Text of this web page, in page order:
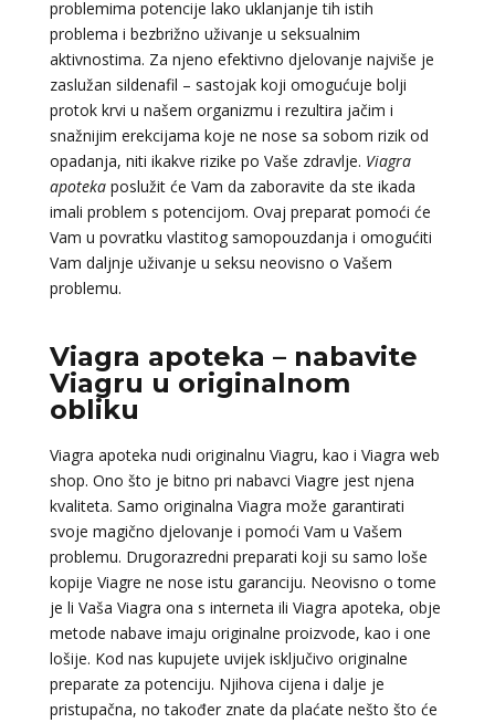
problemima potencije lako uklanjanje tih istih
problema i bezbrižno uživanje u seksualnim
aktivnostima. Za njeno efektivno djelovanje najviše je
zaslužan sildenafil – sastojak koji omogućuje bolji
protok krvi u našem organizmu i rezultira jačim i
snažnijim erekcijama koje ne nose sa sobom rizik od
opadanja, niti ikakve rizike po Vaše zdravlje. Viagra
apotekaposlužit će Vam da zaboravite da ste ikada
imali problem s potencijom. Ovaj preparat pomoći će
Vam u povratku vlastitog samopouzdanja i omogućiti
Vam daljnje uživanje u seksu neovisno o Vašem
problemu.
Viagra apoteka – nabavite
Viagru u originalnom
obliku
Viagra apoteka nudi originalnu Viagru, kao i Viagra web
shop. Ono što je bitno pri nabavci Viagre jest njena
kvaliteta. Samo originalna Viagra može garantirati
svoje magično djelovanje i pomoći Vam u Vašem
problemu. Drugorazredni preparati koji su samo loše
kopije Viagre ne nose istu garanciju. Neovisno o tome
je li Vaša Viagra ona s interneta ili Viagra apoteka, obje
metode nabave imaju originalne proizvode, kao i one
lošije. Kod nas kupujete uvijek isključivo originalne
preparate za potenciju. Njihova cijena i dalje je
pristupačna, no također znate da plaćate nešto što će